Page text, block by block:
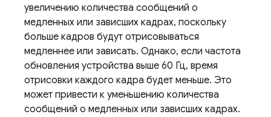
увеличению количества сообщений о
медленных или зависших кадрах, поскольку
больше кадров будут отрисовываться
медленнее или зависать. Однако, если частота
обновления устройства выше 60 Гц, время
отрисовки каждого кадра будет меньше. Это
может привести к уменьшению количества
сообщений о медленных или зависших кадрах.